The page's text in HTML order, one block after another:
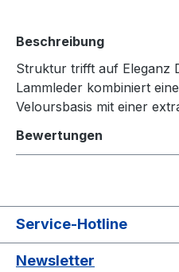
Beschreibung
Struktur trifft auf Eleganz
Lammleder kombiniert
Veloursbasis mit einer
Bewertungen
Service-Hotline
Newsletter